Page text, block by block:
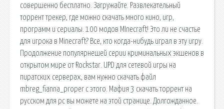
совершенно бесплатно. Загружайте. Развлекательный
торрент трекер, где можно скачать много кино, игр,
программ и сериалы. 100 модов MInecraft! Это ли не счастье
для игрока в Minecraft? Все, кто когда-нибудь играл в эту игру.
Продолжение популярнешей серии криминальных экшенов в
открытом мире от Rockstar. UPD для сетевой игры на
пиратских серверах, вам нужно скачать файл
mbreg_fianna_proper с этого. Мафия 3 скачать торрент на
русском для pc вы можете на этой странице. Долгожданное.